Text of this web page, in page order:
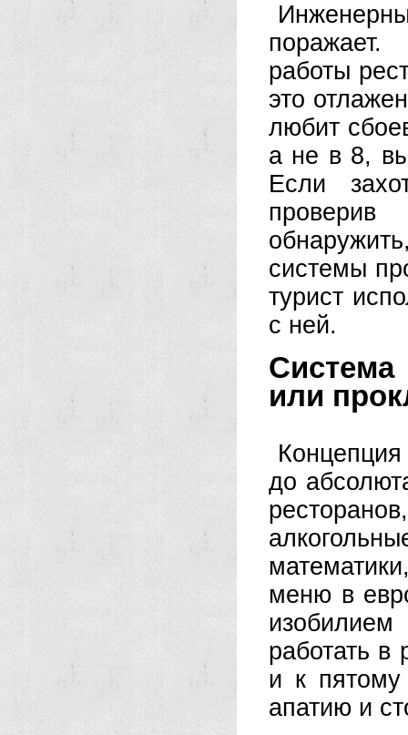
поражает.
работы
это
любит
а не в 8,
Если
системы
турист
с ней.
Система
или
до
меню в
изобилием
работать
и к пятому
апатию и